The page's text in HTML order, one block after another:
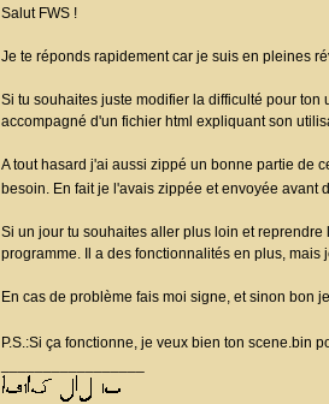
Salut FWS !
Je te réponds rapidement car je suis en pleines
Si tu souhaites juste modifier la difficulté pour ton
accompagné d'un fichier html expliquant son
A tout hasard j'ai aussi zippé un bonne partie de
besoin. En fait je l'avais zippée et envoyée
Si un jour tu souhaites aller plus loin et
programme. Il a des fonctionnalités en plus,
En cas de problème fais moi signe, et sinon bon
P.S.:Si ça fonctionne, je veux bien ton scene.bin